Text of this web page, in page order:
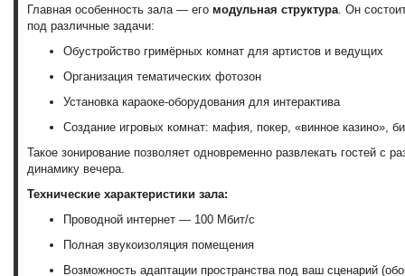
Главная особенность зала — его модульная структура. Он
под различные задачи:
Обустройство гримёрных комнат для артистов и ведущих
Организация тематических фотозон
Установка караоке-оборудования для интерактива
Создание игровых комнат: мафия, покер, «винное казино»,
Такое зонирование позволяет одновременно развлекать гостей
динамику вечера.
Технические характеристики зала:
Проводной интернет — 100 Мбит/с
Полная звукоизоляция помещения
Возможность адаптации пространства под ваш сценарий